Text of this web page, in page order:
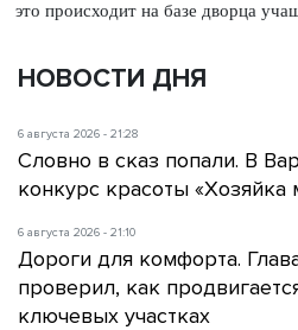
это происходит на базе дворца
НОВОСТИ ДНЯ
6 августа 2026 - 21:28
Словно в сказ попали. В
конкурс красоты
6 августа 2026 - 21:10
Дороги для комфорта.
проверил, как
ключевых участках